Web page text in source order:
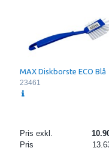
MAX Diskborste ECO Blå
23461
Pris exkl.
Pris